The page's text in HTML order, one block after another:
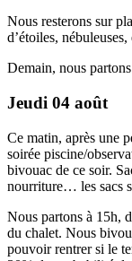
Nous resterons sur
d’étoiles,
Demain, nous
Jeudi 04 août
Ce matin, après une
soirée piscine/
bivouac de ce soir.
nourriture… les sacs
Nous partons à 15h,
du chalet. Nous
pouvoir rentrer si le